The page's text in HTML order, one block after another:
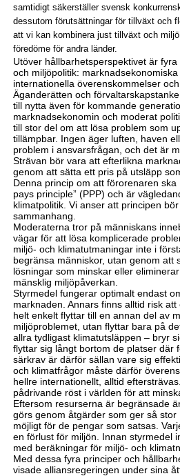
samtidigt säkerställer svensk
dessutom förutsättningar för tillväxt och
att vi kan kombinera just tillväxt och
föredöme för andra länder.
Utöver hållbarhetsperspektivet är
och miljöpolitik:
internationella överenskommelser
Äganderätten och
till nytta även för kommande
marknadsekonomin och moderat
till stor del om att lösa problem som
tillämpbar. Ingen äger luften, haven
problem i ansvarsfrågan, och det är
Strävan bör vara att efterlikna
genom att sätta ett pris på utsläpp
Denna princip om att förorenaren
pays principle” (PPP) och är
klimatpolitik. Vi anser att principen
sammanhang.
Moderaterna tror på människans
vägar för att lösa komplicerade
miljö- och klimatutmaningar inte i
begränsa människor, utan genom att
lösningar som minskar eller
mänsklig miljöpåverkan.
Styrmedel fungerar optimalt endast
marknaden. Annars finns alltid risk
helt enkelt flyttar till en annan del av
miljöproblemet, utan flyttar bara på
allra tydligast klimatutsläppen – bryr
flyttar sig långt bortom de platser där
särkrav är därför sällan vare sig
och klimatfrågor måste därför
hellre internationellt, alltid eftersträvas.
pådrivande röst i världen för att
Eftersom resurserna är begränsade
görs genom åtgärder som ger så
möjligt för de pengar som satsas.
en förlust för miljön. Innan styrmedel
med beräkningar för miljö- och
Med dessa fyra principer och
visade alliansregeringen under sina